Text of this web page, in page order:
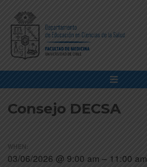
Consejo DECSA
WHEN:
03/06/2026 @ 9:00 am – 11:00 am